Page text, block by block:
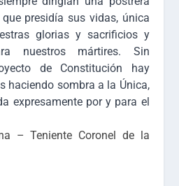
presidía sus vidas, única
glorias y sacrificios y
nuestros mártires. Sin
de Constitución hay
haciendo sombra a la Única,
expresamente por y para el
– Teniente Coronel de la